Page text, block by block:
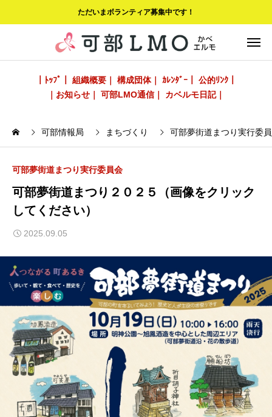
ただいまボランティア募集中です！
｜ﾄｯﾌﾟ｜ 組織概要｜ 構成団体｜ ｶﾚﾝﾀﾞｰ｜
公的ﾘﾝｸ｜
｜お知らせ｜
可部LMO通信｜ カベルモ日記｜
可部情報局 まちづくり 可部夢街道まつり実行委
可部夢街道まつり実行委員会
可部夢街道まつり２０２５（画像をクリック
してください）
2025.09.05